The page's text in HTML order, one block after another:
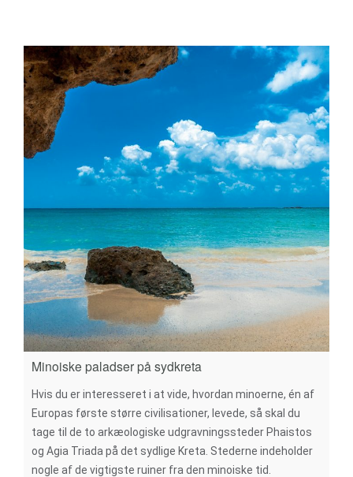
Minoiske paladser på sydkreta
Hvis du er interesseret i at vide, hvordan minoerne, én af
Europas første større civilisationer, levede, så skal du
tage til de to arkæologiske udgravningssteder Phaistos
og Agia Triada på det sydlige Kreta. Stederne indeholder
nogle af de vigtigste ruiner fra den minoiske tid.